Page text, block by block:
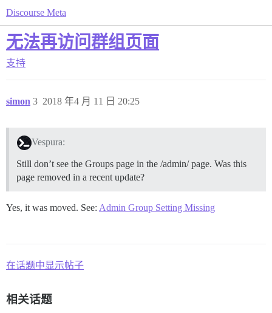
Discourse Meta
无法再访问群组页面
支持
simon 2018 年4 月 11 日 20:25
3
Vespura:
Still don’t see the Groups page in the /admin/ page. Was this
page removed in a recent update?
Yes, it was moved. See: Admin Group Setting Missing
在话题中显示帖子
相关话题